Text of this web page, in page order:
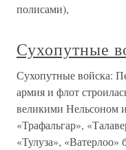
полисами),
Сухопутные
Сухопутные войска:
армия и флот
великими Нельсоном
«Трафальгар»,
«Тулуза»,